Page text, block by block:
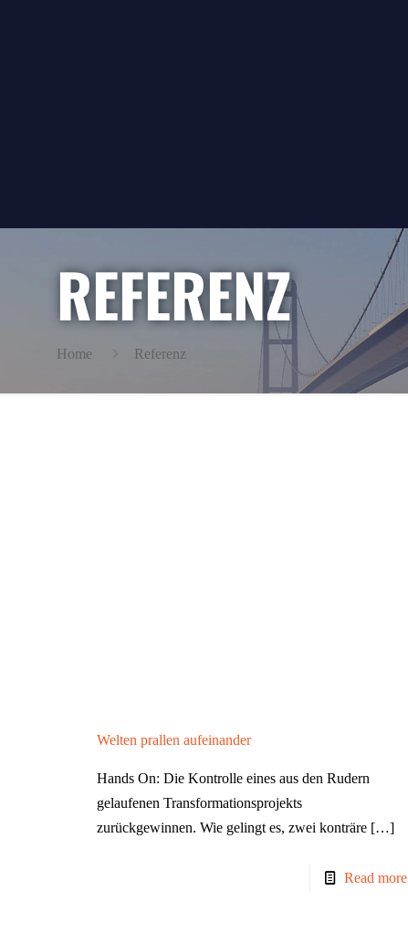
REFERENZ
Home Referenz
Welten prallen aufeinander
Hands On: Die Kontrolle eines aus den Rudern
gelaufenen Transformationsprojekts
zurückgewinnen. Wie gelingt es, zwei konträre[…]
Read more